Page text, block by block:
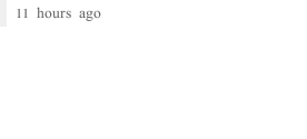
11 hours ago